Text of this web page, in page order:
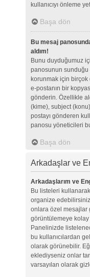
kullanıcıyı önleme
Başa dön
Bu mesaj
aldım!
Bunu duyduğumuz
panosunun
korunmak için birçok
e-postanın bir
gönderin. Özellikle
(kime), subject
postayı gönderen
panosu yöneticileri
Başa dön
Arkadaşlar ve
Arkadaşlarım ve
Bu listeleri
organize
onlara özel mesajlar
görüntülemeye kolay
Panelinizde
bu kullanıcılardan
olarak görünebilir.
eklediyseniz onlar
varsayılan olarak